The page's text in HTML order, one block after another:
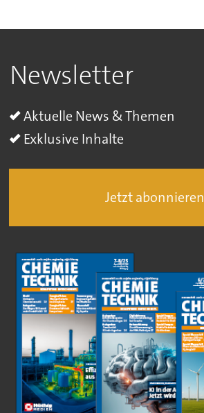
Newsletter
Aktuelle News & Themen
Exklusive Inhalte
Jetzt abonnieren